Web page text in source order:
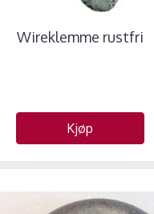
Wireklemme rustfri
Kjøp